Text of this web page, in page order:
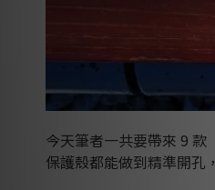
今天筆者一共要帶來 9 款
保護殼都能做到精準開孔，